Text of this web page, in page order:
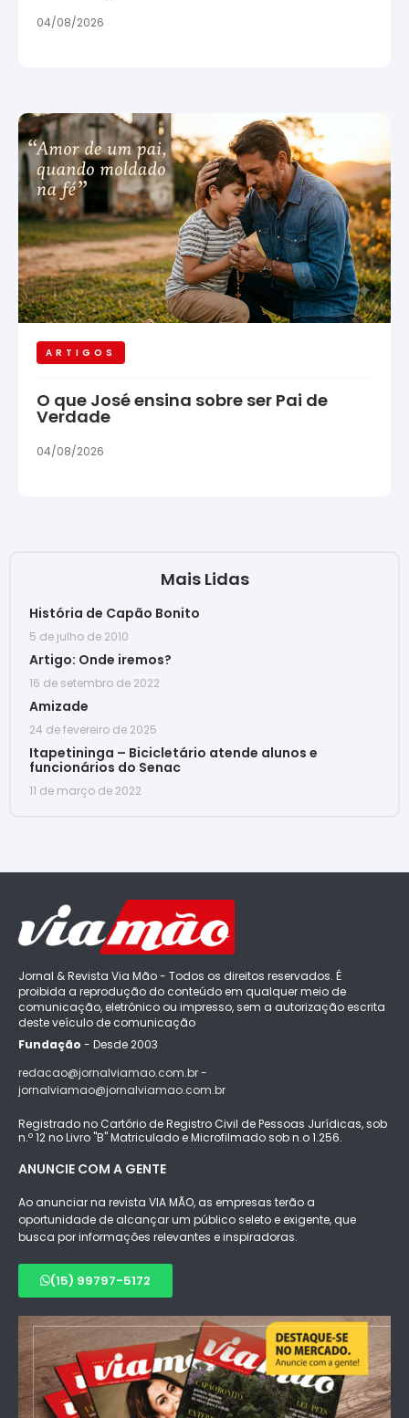
04/08/2026
ARTIGOS
O que José ensina sobre ser Pai de
Verdade
04/08/2026
Mais Lidas
História de Capão Bonito
5 de julho de 2010
Artigo: Onde iremos?
16 de setembro de 2022
Amizade
24 de fevereiro de 2025
Itapetininga – Bicicletário atende alunos e
funcionários do Senac
11 de março de 2022
Jornal & Revista Via Mão - Todos os direitos reservados. É
proibida a reprodução do conteúdo em qualquer meio de
comunicação, eletrônico ou impresso, sem a autorização escrita
deste veículo de comunicação
Fundação - Desde 2003
redacao@jornalviamao.com.br -
jornalviamao@jornalviamao.com.br
Registrado no Cartório de Registro Civil de Pessoas Jurídicas, sob
n.º 12 no Livro "B" Matriculado e Microfilmado sob n.o 1.256.
ANUNCIE COM A GENTE
Ao anunciar na revista VIA MÃO, as empresas terão a
oportunidade de alcançar um público seleto e exigente, que
busca por informações relevantes e inspiradoras.
(15) 99797-5172